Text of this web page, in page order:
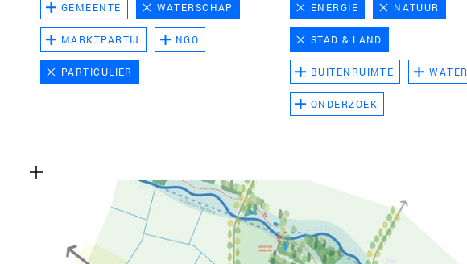
GEMEENTE WATERSCHAP
MARKTPARTIJ NGO
PARTICULIER
ENERGIE NATUUR
STAD & LAND
BUITENRUIMTE WATER
ONDERZOEK